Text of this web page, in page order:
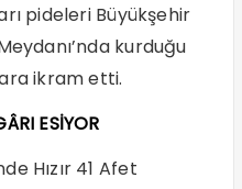
pideleri Büyükşehir
kurduğu
ikram etti.
ESİYOR
Hızır 41 Afet